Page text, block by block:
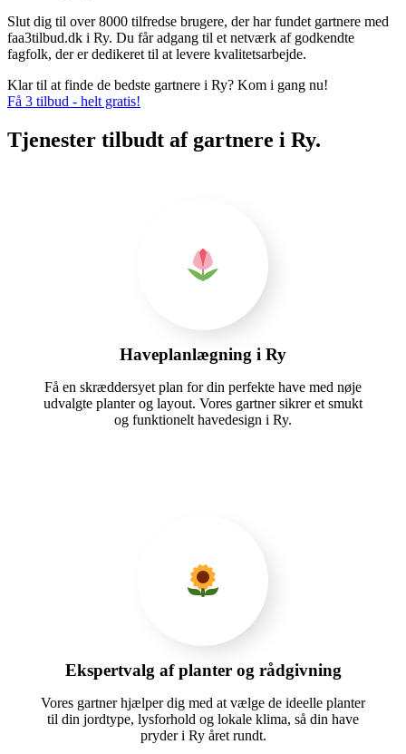
Slut dig til over 8000 tilfredse brugere, der har fundet gartnere med
faa3tilbud.dk i Ry. Du får adgang til et netværk af godkendte
fagfolk, der er dedikeret til at levere kvalitetsarbejde.
Klar til at finde de bedste gartnere i Ry? Kom i gang nu!
Få 3 tilbud - helt gratis!
Tjenester tilbudt af gartnere i Ry.
Haveplanlægning i Ry
Få en skræddersyet plan for din perfekte have med nøje
udvalgte planter og layout. Vores gartner sikrer et smukt
og funktionelt havedesign i Ry.
Ekspertvalg af planter og rådgivning
Vores gartner hjælper dig med at vælge de ideelle planter
til din jordtype, lysforhold og lokale klima, så din have
pryder i Ry året rundt.